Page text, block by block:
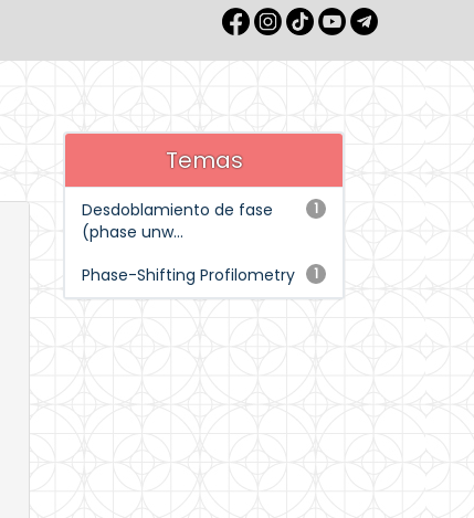
Temas
1
Desdoblamiento de fase
(phase unw...
1
Phase-Shifting Profilometry